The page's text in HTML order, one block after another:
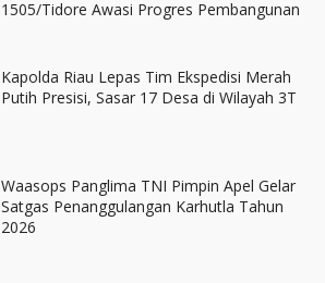
1505/Tidore Awasi Progres Pembangunan
Kapolda Riau Lepas Tim Ekspedisi Merah
Putih Presisi, Sasar 17 Desa di Wilayah 3T
Waasops Panglima TNI Pimpin Apel Gelar
Satgas Penanggulangan Karhutla Tahun
2026